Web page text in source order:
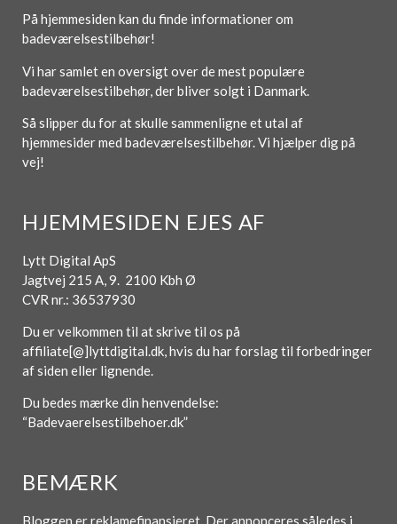
På hjemmesiden kan du finde informationer om
badeværelsestilbehør!
Vi har samlet en oversigt over de mest populære
badeværelsestilbehør, der bliver solgt i Danmark.
Så slipper du for at skulle sammenligne et utal af
hjemmesider med badeværelsestilbehør. Vi hjælper dig på
vej!
HJEMMESIDEN EJES AF
Lytt Digital ApS
Jagtvej 215 A, 9. 2100 Kbh Ø
CVR nr.: 36537930
Du er velkommen til at skrive til os på
affiliate[@]lyttdigital.dk, hvis du har forslag til forbedringer
af siden eller lignende.
Du bedes mærke din henvendelse:
“Badevaerelsestilbehoer.dk”
BEMÆRK
Bloggen er reklamefinansieret. Der annonceres således i